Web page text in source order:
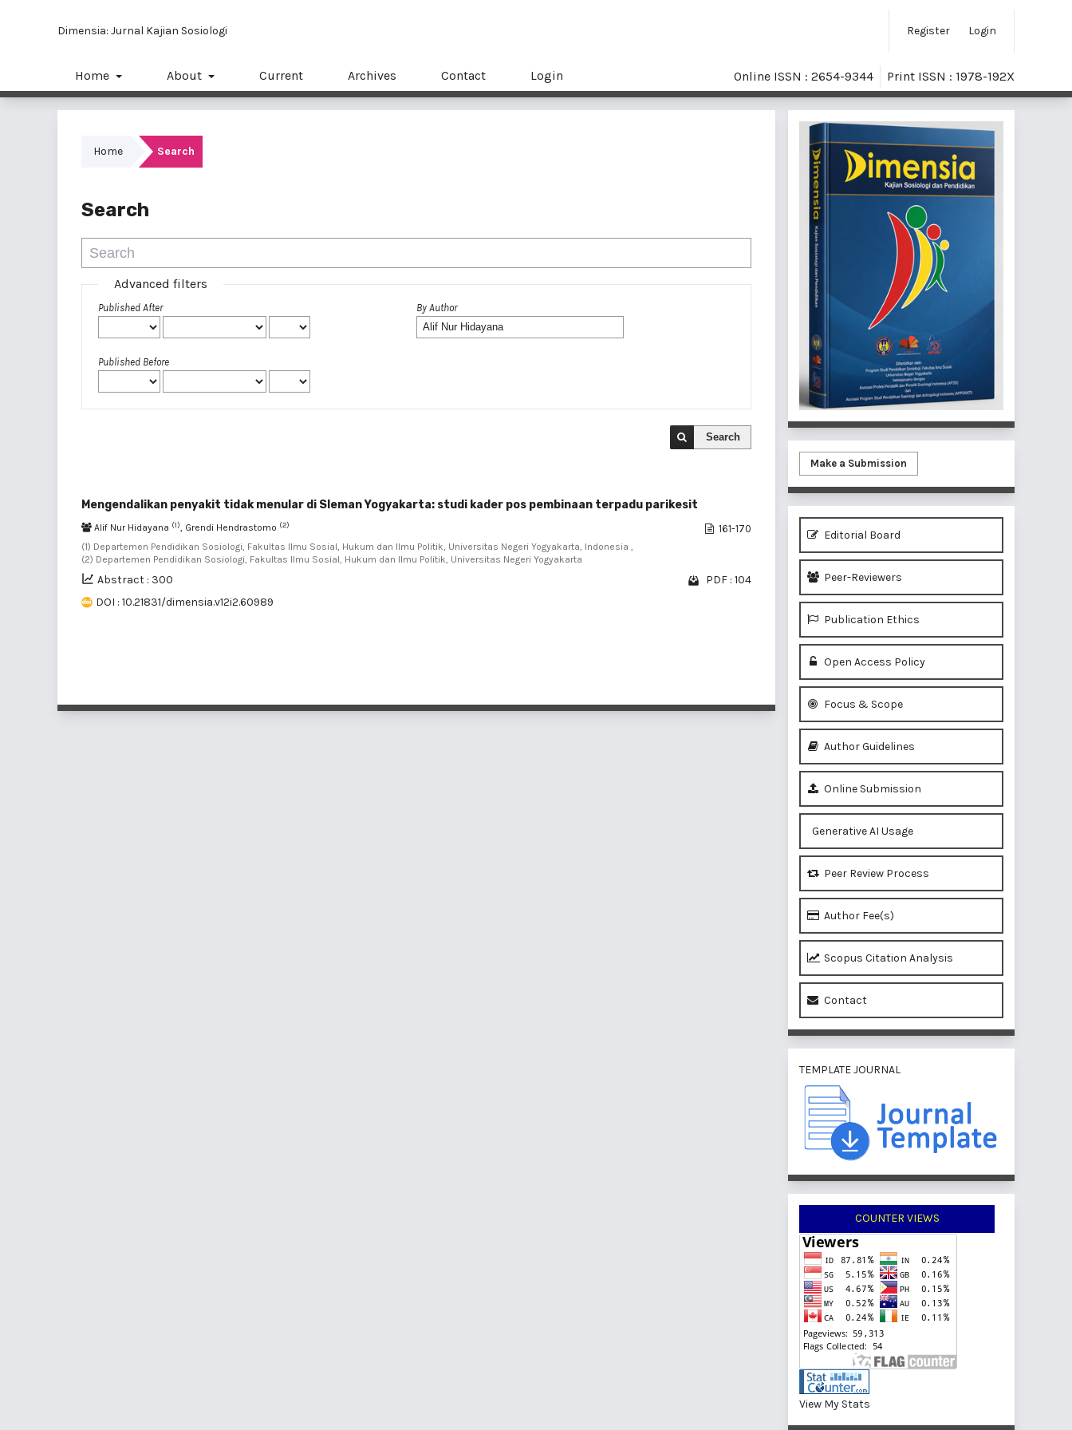
Dimensia: Jurnal Kajian Sosiologi Register Login
Home About Current Archives Contact Login Online ISSN : 2654-9344 Print ISSN : 1978-192X
Home Search
Search
Advanced filters
Published After
Published Before
By Author
Search
Mengendalikan penyakit tidak menular di Sleman Yogyakarta: studi kader pos pembinaan terpadu parikesit
Alif Nur Hidayana (1), Grendi Hendrastomo (2)
(1) Departemen Pendidikan Sosiologi, Fakultas Ilmu Sosial, Hukum dan Ilmu Politik, Universitas Negeri Yogyakarta, Indonesia ,
(2) Departemen Pendidikan Sosiologi, Fakultas Ilmu Sosial, Hukum dan Ilmu Politik, Universitas Negeri Yogyakarta
161-170
Abstract : 300
PDF : 104
DOI : 10.21831/dimensia.v12i2.60989
Make a Submission
Editorial Board
Peer-Reviewers
Publication Ethics
Open Access Policy
Focus & Scope
Author Guidelines
Online Submission
Generative AI Usage
Peer Review Process
Author Fee(s)
Scopus Citation Analysis
Contact
TEMPLATE JOURNAL
COUNTER VIEWS
View My Stats